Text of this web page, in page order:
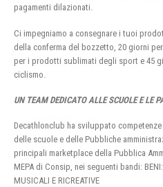
pagamenti dilazionati.
Ci impegniamo a consegnare i tuoi
della conferma del bozzetto, 20 giorni
per i prodotti sublimati degli sport e 45
ciclismo.
UN TEAM DEDICATO ALLE SCUOLE E LE
Decathlonclub ha sviluppato
delle scuole e delle Pubbliche
principali marketplace della Pubblica
MEPA di Consip, nei seguenti bandi: BENI:
MUSICALI E RICREATIVE